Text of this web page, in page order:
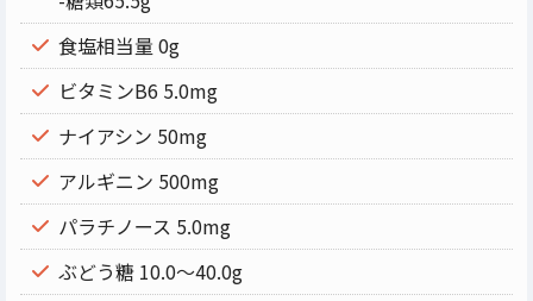
食塩相当量 0g
ビタミンB6 5.0mg
ナイアシン 50mg
アルギニン 500mg
パラチノース 5.0mg
ぶどう糖 10.0～40.0g